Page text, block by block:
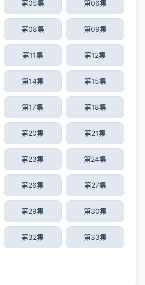
第05集 第06集
第08集 第09集
第11集 第12集
第14集 第15集
第17集 第18集
第20集 第21集
第23集 第24集
第26集 第27集
第29集 第30集
第32集 第33集